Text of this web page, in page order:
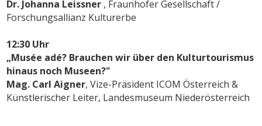
Dr. Johanna Leissner , Fraunhofer Gesellschaft /
Forschungsallianz Kulturerbe
12:30 Uhr
„Musée adé? Brauchen wir über den Kulturtourismus
hinaus noch Museen?"
Mag. Carl Aigner, Vize-Präsident ICOM Österreich &
Künstlerischer Leiter, Landesmuseum Niederösterreich